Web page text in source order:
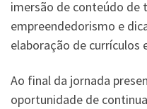
imersão de conteúdo de
empreendedorismo e
elaboração de currículos
Ao final da jornada
oportunidade de